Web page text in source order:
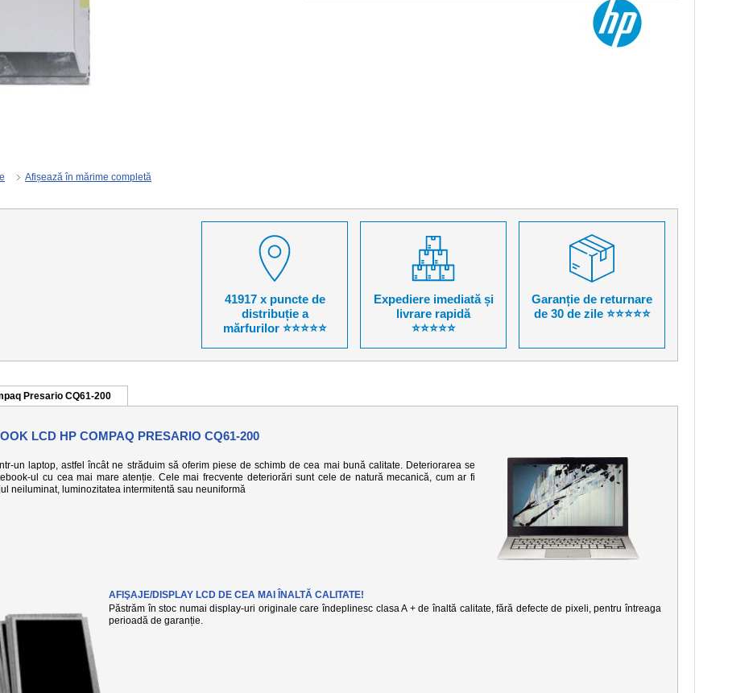
Afișează în mărime completă
41917 x puncte de
distribuție a
mărfurilor ⭐⭐⭐⭐⭐
Expediere imediată și
livrare rapidă
⭐⭐⭐⭐⭐
Garanție de returnare
de 30 de zile ⭐⭐⭐⭐⭐
Presario CQ61-200
LCD HP COMPAQ PRESARIO CQ61-200
un laptop, astfel încât ne străduim să oferim piese de schimb de cea mai bună calitate. Deteriorarea se
ul cu cea mai mare atenție. Cele mai frecvente deteriorări sunt cele de natură mecanică, cum ar fi
neiluminat, luminozitatea intermitentă sau neuniformă
AFIŞAJE/DISPLAY LCD DE CEA MAI ÎNALTĂ CALITATE!
Păstrăm în stoc numai display-uri originale care îndeplinesc clasa A + de înaltă calitate, fără defecte de pixeli, pentru întreaga
perioadă de garanție.